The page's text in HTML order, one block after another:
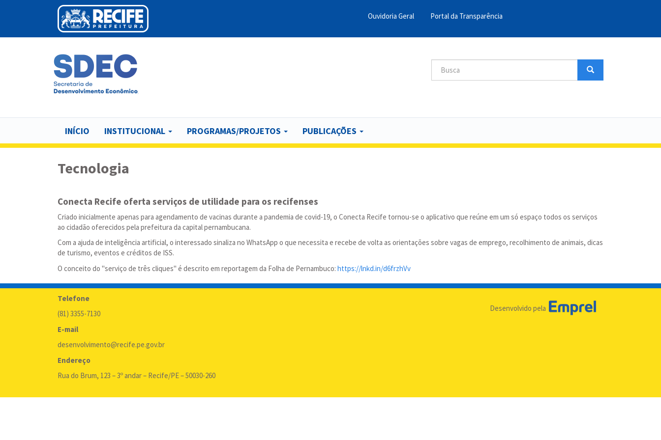
conteúdo
Menu
Barra
Ouvidoria Geral Portal da Transparência
Buscar Busca
INÍCIO INSTITUCIONAL PROGRAMAS/PROJETOS PUBLICAÇÕES
Tecnologia
Conecta Recife oferta serviços de utilidade para os recifenses
Criado inicialmente apenas para agendamento de vacinas durante a pandemia de covid-19, o Conecta Recife tornou-se o aplicativo que reúne em um só espaço todos os serviços
ao cidadão oferecidos pela prefeitura da capital pernambucana.
Com a ajuda de inteligência artificial, o interessado sinaliza no WhatsApp o que necessita e recebe de volta as orientações sobre vagas de emprego, recolhimento de animais, dicas
de turismo, eventos e créditos de ISS.
O conceito do "serviço de três cliques" é descrito em reportagem da Folha de Pernambuco: https://lnkd.in/d6frzhVv
Telefone
(81) 3355-7130
E-mail
desenvolvimento@recife.pe.gov.br
Endereço
Rua do Brum, 123 – 3º andar – Recife/PE – 50030-260
Desenvolvido pela